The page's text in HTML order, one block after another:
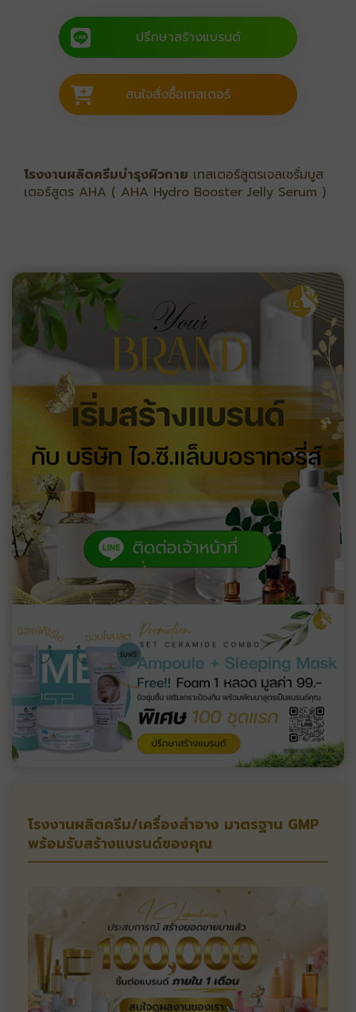
ปรึกษาสร้างแบรนด์
สนใจสั่งซื้อเทสเตอร์
โรงงานผลิตครีมบำรุงผิวกาย เทสเตอร์สูตรเจลเซรั่มบูส
เตอร์สูตร AHA ( AHA Hydro Booster Jelly Serum )
โรงงานผลิตครีม/เครื่องสำอาง มาตรฐาน GMP
พร้อมรับสร้างแบรนด์ของคุณ